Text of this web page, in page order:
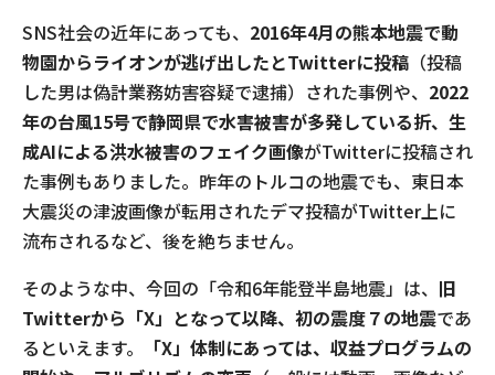
SNS社会の近年にあっても、 2016年4月の熊本地震で動
物園からライオンが逃げ出したとTwitterに投稿 （投稿
した男は偽計業務妨害容疑で逮捕）された事例や、 2022
年の台風15号で静岡県で水害被害が多発している折、生
成AIによる洪水被害のフェイク画像がTwitterに投稿され
た事例もありました。昨年のトルコの地震でも、東日本
大震災の津波画像が転用されたデマ投稿がTwitter上に
流布されるなど、後を絶ちません。
そのような中、今回の「令和6年能登半島地震」は、 旧
Twitterから「X」となって以降、初の震度７の地震であ
るといえます。
「X」体制にあっては、収益プログラムの